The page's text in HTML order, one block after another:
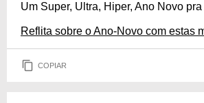
Um Super, Ultra, Hiper, Ano Novo pra
Reflita sobre o Ano-Novo com estas
COPIAR